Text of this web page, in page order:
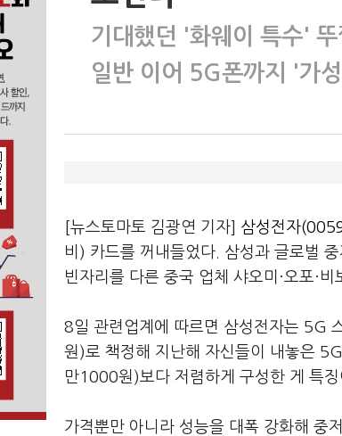
기대했던 '화웨이 특수' 뚜
일반 이어 5G폰까지 '가
[뉴스토마토 김광연 기자] 삼성전자
비) 카드를 꺼내들었다. 삼성과 글로벌
빈자리를 다른 중국 업체 샤오미·오포·
8일 관련업계에 따르면 삼성전자는 5G
원)로 책정해 지난해 자신들이 내놓은
만1000원)보다 저렴하게 구성한 게 특징
가격뿐만 아니라 성능을 대폭 강화해